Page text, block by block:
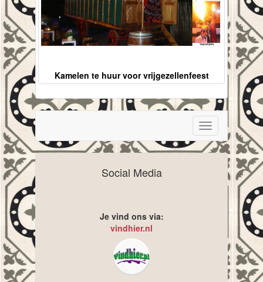
Kamelen te huur voor vrijgezellenfeest
Toggle
navigation
Social Media
Je vind ons via:
vindhier.nl